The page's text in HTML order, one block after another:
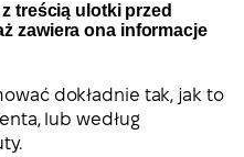
treścią ulotki przed
zawiera ona informacje
dokładnie tak, jak to
lub według